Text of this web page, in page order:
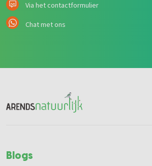
Via het contactformulier
Chat met ons
Blogs